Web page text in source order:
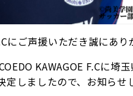
にご声援いただき誠にあり
KAWAGOE F.Cに
しましたので、お知らせ